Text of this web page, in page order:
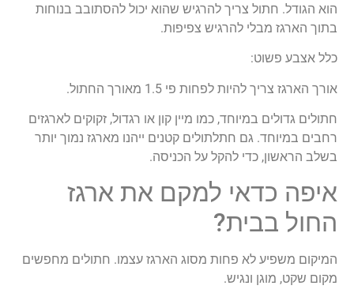
הוא הגודל. חתול צריך להרגיש שהוא יכול להסתובב בנוחות
בתוך הארגז מבלי להרגיש צפיפות.
כלל אצבע פשוט:
אורך הארגז צריך להיות לפחות פי 1.5 מאורך החתול.
חתולים גדולים במיוחד, כמו מיין קון או רגדול, זקוקים לארגזים
רחבים במיוחד. גם חתלתולים קטנים ייהנו מארגז נמוך יותר
בשלב הראשון, כדי להקל על הכניסה.
איפה כדאי למקם את ארגז
החול בבית?
המיקום משפיע לא פחות מסוג הארגז עצמו. חתולים מחפשים
מקום שקט, מוגן ונגיש.